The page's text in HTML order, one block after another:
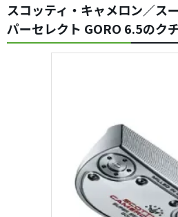
スコッティ・キャメロン／ス
パーセレクト GORO 6.5のク